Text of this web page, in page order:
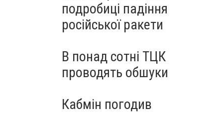
подробиці падіння
російської ракети
В понад сотні ТЦК
проводять обшуки
Кабмін погодив